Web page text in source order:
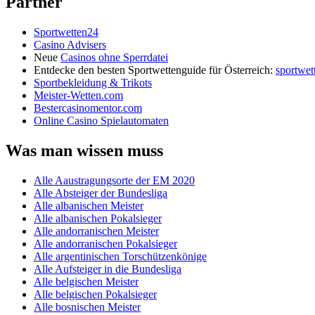
Sportwetten24
Casino Advisers
Neue Casinos ohne Sperrdatei
Entdecke den besten Sportwettenguide für Österreich:
Sportbekleidung & Trikots
Meister-Wetten.com
Bestercasinomentor.com
Online Casino Spielautomaten
Was man wissen muss
Alle Aaustragungsorte der EM 2020
Alle Absteiger der Bundesliga
Alle albanischen Meister
Alle albanischen Pokalsieger
Alle andorranischen Meister
Alle andorranischen Pokalsieger
Alle argentinischen Torschützenkönige
Alle Aufsteiger in die Bundesliga
Alle belgischen Meister
Alle belgischen Pokalsieger
Alle bosnischen Meister